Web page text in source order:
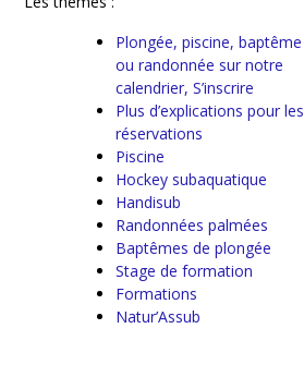
Plongée, piscine, baptême
ou randonnée sur notre
calendrier, S’inscrire
Plus d’explications pour les
réservations
Piscine
Hockey subaquatique
Handisub
Randonnées palmées
Baptêmes de plongée
Stage de formation
Formations
Natur’Assub